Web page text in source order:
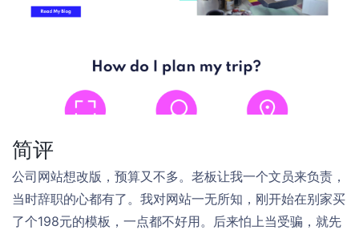
简评
公司网站想改版，预算又不多。老板让我一个文员来负责，
当时辞职的心都有了。我对网站一无所知，刚开始在别家买
了个198元的模板，一点都不好用。后来怕上当受骗，就先